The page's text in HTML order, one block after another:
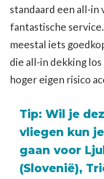
standaard een all-in
fantastische
meestal iets
die all-in dekking
hoger eigen risico
Tip: Wil je
vliegen kun
gaan voor
(Slovenië),